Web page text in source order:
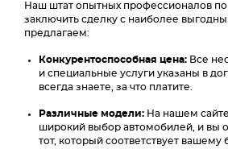
Наш штат опытных профессионалов
заключить сделку с наиболее
предлагаем:
Конкурентоспособная цена: Все
и специальные услуги указаны в
всегда знаете, за что платите.
Различные модели: На нашем
широкий выбор автомобилей, и вы
тот, который соответствует